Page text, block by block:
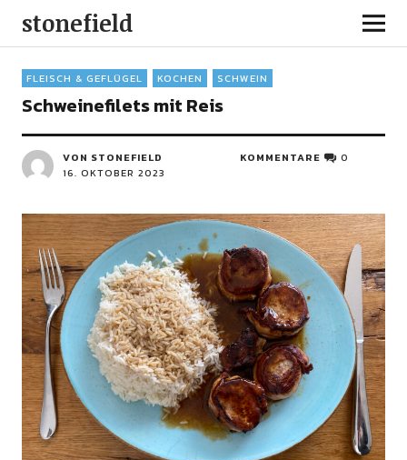
stonefield
FLEISCH & GEFLÜGEL KOCHEN SCHWEIN
Schweinefilets mit Reis
VON STONEFIELD
16. OKTOBER 2023
KOMMENTARE 0